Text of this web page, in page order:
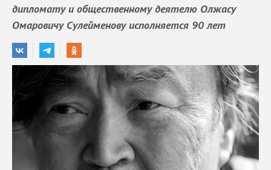
дипломату и общественному деятелю Олжасу
Омаровичу Сулейменову исполняется 90 лет